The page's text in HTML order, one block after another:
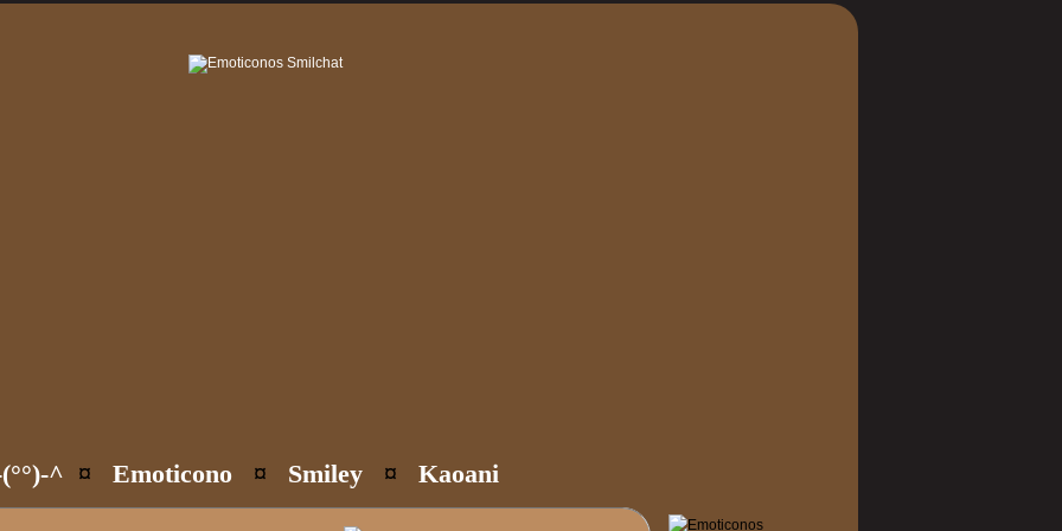
^ ¤ Emoticono ¤ Smiley ¤ Kaoani